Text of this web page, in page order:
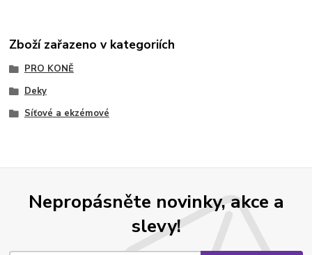
Zboží zařazeno v kategoriích
PRO KONĚ
Deky
Síťové a ekzémové
Nepropásněte novinky, akce a
slevy!